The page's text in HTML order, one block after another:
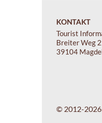
KONTAKT
Tourist
Breiter Weg
39104
© 2012-2026